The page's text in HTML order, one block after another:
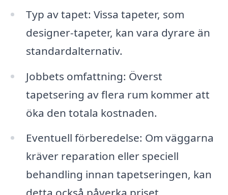
Typ av tapet: Vissa tapeter, som
designer-tapeter, kan vara dyrare än
standardalternativ.
Jobbets omfattning: Överst
tapetsering av flera rum kommer att
öka den totala kostnaden.
Eventuell förberedelse: Om väggarna
kräver reparation eller speciell
behandling innan tapetseringen, kan